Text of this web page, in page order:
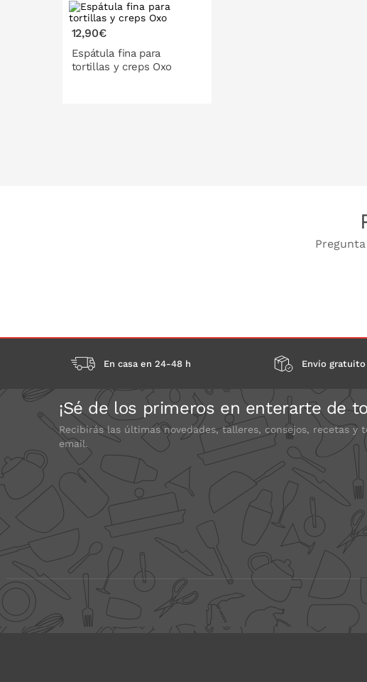
12,90€
Espátula fina para
tortillas y creps Oxo
En casa en 24-48 h Envío
¡Sé de los primeros en enterarte de
Recibirás las últimas novedades, talleres, consejos, recetas y
email.